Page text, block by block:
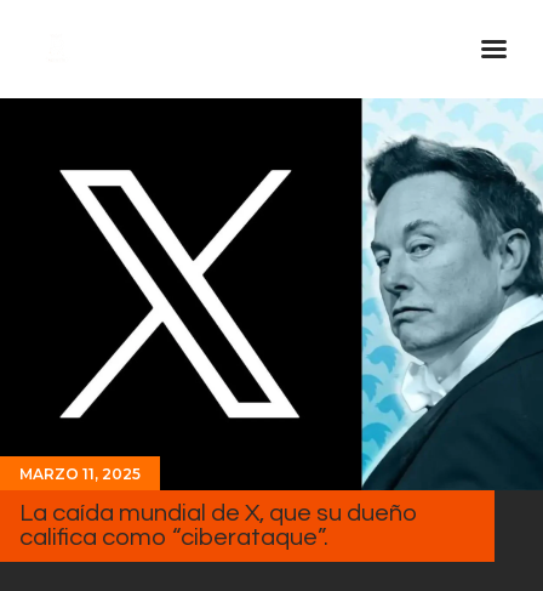
Streaming
En Vivo
Descarga La APP
Programas
Noticias
Equipo
Contactos
MARZO 11, 2025
La caída mundial de X, que su dueño
califica como “ciberataque”.